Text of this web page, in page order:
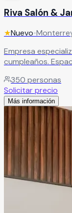
Riva Salón &
★Nuevo•
Empresa
cumpleaños.
350 personas
Solicitar precio
Más información